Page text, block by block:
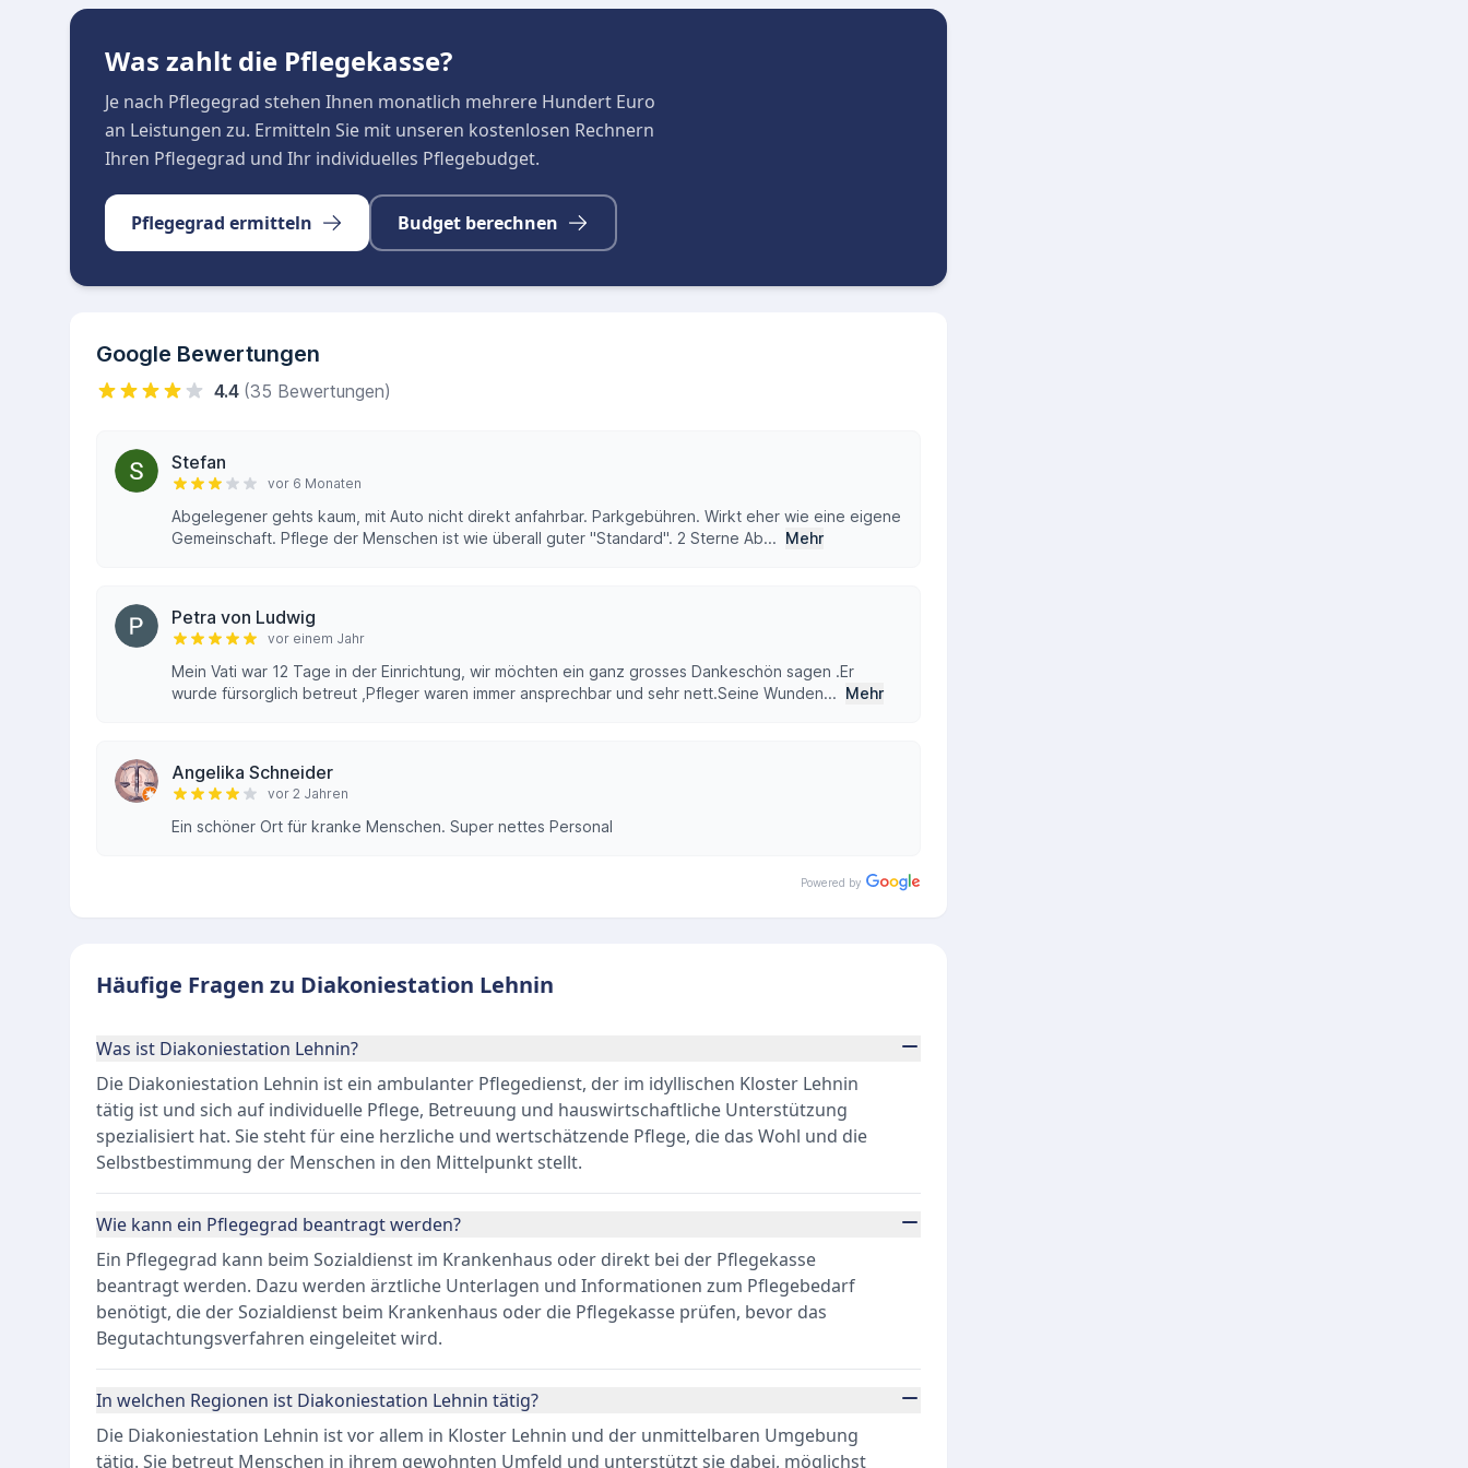
Standort in Kloster Lehnin. Informationen sind zudem auf der Website des Trägers unter
verfügbar.
Offizielle Beratung in in Kloster Lehnin
Pflegebedürftige und Angehörige in Kloster Lehnin können sich zusätzlich an offizielle
Beratungsstellen wenden, wie beispielsweise den Pflegestützpunkt Brandenburg oder die
kommunalen Sozialämter. Dort erhalten sie umfassende Informationen zu Pflegeleistungen,
gesetzlichen Ansprüchen und regionalen Unterstützungsmöglichkeiten. Auch die Pflegekassen
helfen.
Was zahlt die Pflegekasse?
Je nach Pflegegrad stehen Ihnen monatlich mehrere Hundert Euro
an Leistungen zu. Ermitteln Sie mit unseren kostenlosen Rechnern
Ihren Pflegegrad und Ihr individuelles Pflegebudget.
Pflegegrad ermitteln Budget berechnen
Google Bewertungen
4.4 (35 Bewertungen)
Stefan
vor 6 Monaten
Abgelegener gehts kaum, mit Auto nicht direkt anfahrbar. Parkgebühren. Wirkt eher wie eine eigene
Gemeinschaft. Pflege der Menschen ist wie überall guter "Standard". 2 Sterne Ab... Mehr
Petra von Ludwig
vor einem Jahr
Mein Vati war 12 Tage in der Einrichtung, wir möchten ein ganz grosses Dankeschön sagen .Er
wurde fürsorglich betreut ,Pfleger waren immer ansprechbar und sehr nett.Seine Wunden... Mehr
Angelika Schneider
vor 2 Jahren
Ein schöner Ort für kranke Menschen. Super nettes Personal
Powered by
Häufige Fragen zu Diakoniestation Lehnin
Was ist Diakoniestation Lehnin?
Die Diakoniestation Lehnin ist ein ambulanter Pflegedienst, der im idyllischen Kloster Lehnin
tätig ist und sich auf individuelle Pflege, Betreuung und hauswirtschaftliche Unterstützung
spezialisiert hat. Sie steht für eine herzliche und wertschätzende Pflege, die das Wohl und die
Selbstbestimmung der Menschen in den Mittelpunkt stellt.
Wie kann ein Pflegegrad beantragt werden?
Ein Pflegegrad kann beim Sozialdienst im Krankenhaus oder direkt bei der Pflegekasse
beantragt werden. Dazu werden ärztliche Unterlagen und Informationen zum Pflegebedarf
benötigt, die der Sozialdienst beim Krankenhaus oder die Pflegekasse prüfen, bevor das
Begutachtungsverfahren eingeleitet wird.
In welchen Regionen ist Diakoniestation Lehnin tätig?
Die Diakoniestation Lehnin ist vor allem in Kloster Lehnin und der unmittelbaren Umgebung
tätig. Sie betreut Menschen in ihrem gewohnten Umfeld und unterstützt sie dabei, möglichst